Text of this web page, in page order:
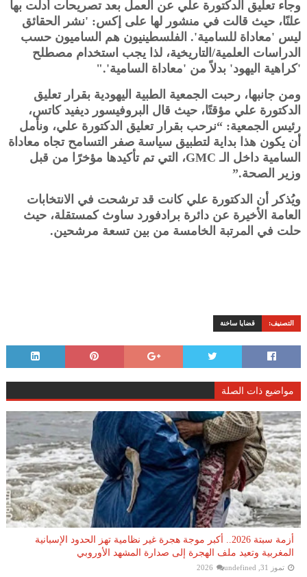
وجاء تعليق الدكتورة علي عن العمل بعد تصريحات أدلت بها
علنًا، حيث قالت في منشور لها على إكس: 'نشر الحقائق
ليس 'معاداة للسامية'. الفلسطينيون هم الساميون حسب
الدراسات العلمية/التاريخية، لذا يجب استخدام مصطلح
'كراهية اليهود' بدلاً من 'معاداة السامية'."
ومن جانبها، رحبت الجمعية الطبية اليهودية بقرار تعليق
الدكتورة علي مؤقتًا، حيث قال البروفيسور ديفيد كاتس،
رئيس الجمعية: “نرحب بقرار تعليق الدكتورة علي، ونأمل
أن يكون هذا بداية لتطبيق سياسة صفر التسامح تجاه معاداة
السامية داخل الـ GMC، التي تم تأكيدها مؤخرًا من قبل
وزير الصحة.”
ويُذكر أن الدكتورة علي كانت قد ترشحت في الانتخابات
العامة الأخيرة عن دائرة برادفورد ساوث كمستقلة، حيث
حلت في المرتبة الخامسة من بين تسعة مرشحين.
التصنيف: قضايا ساخنة
مواضيع ذات الصلة
أزمة سبتة 2026.. أكبر موجة هجرة غير نظامية تهز الحدود الإسبانية
المغربية وتعيد ملف الهجرة إلى صدارة المشهد الأوروبي
تموز 31, 2026 undefined